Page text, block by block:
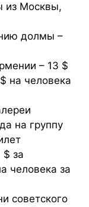
из Москвы,
долмы –
– 13 $
на человека
на группу
$ за
человека за
советского